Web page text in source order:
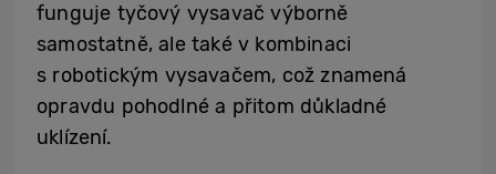
funguje tyčový vysavač výborně
samostatně, ale také v kombinaci
s robotickým vysavačem, což znamená
opravdu pohodlné a přitom důkladné
uklízení.